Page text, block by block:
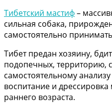
Тибетский мастиф–
сильная собака,
самостоятельно
Тибет предан хозяину,
подопечных, территорию,
самостоятельному
воспитание и
раннего возраста.